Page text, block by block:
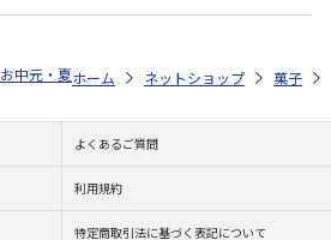
お中元・夏ギフト特集 2026 ゆうゆうギフト
ホーム ネットショップ 菓子
よくあるご質問
利用規約
特定商取引法に基づく表記について